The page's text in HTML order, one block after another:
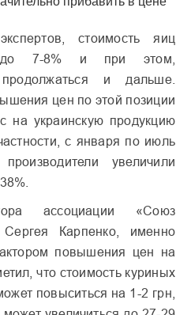
стоимость яиц
до 7-8% и при этом,
и дальше.
цен по этой позиции
на украинскую продукцию
с января по июль
увеличили
ассоциации «Союз
Карпенко, именно
повышения цен на
что стоимость куриных
повыситься на 1-2 грн,